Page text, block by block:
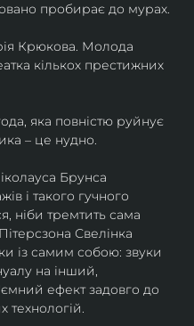
пробирає до мурах.
Крюкова. Молода
кількох престижних
яка повністю руйнує
– це нудно.
Брунса
і такого гучного
ніби тремтить сама
Свелінка
із самим собою: звуки
на інший,
ефект задовго до
технологій.